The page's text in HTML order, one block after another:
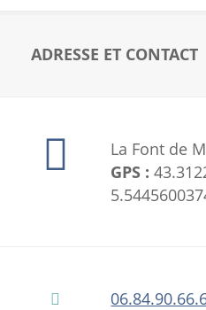
ADRESSE ET CONTACT
La Font de
GPS :